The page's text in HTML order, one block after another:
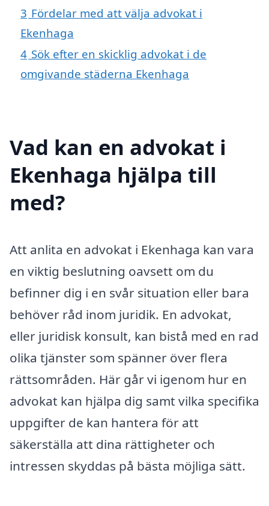
3 Fördelar med att välja advokat i
Ekenhaga
4 Sök efter en skicklig advokat i de
omgivande städerna Ekenhaga
Vad kan en advokat i
Ekenhaga hjälpa till
med?
Att anlita en advokat i Ekenhaga kan vara
en viktig beslutning oavsett om du
befinner dig i en svår situation eller bara
behöver råd inom juridik. En advokat,
eller juridisk konsult, kan bistå med en rad
olika tjänster som spänner över flera
rättsområden. Här går vi igenom hur en
advokat kan hjälpa dig samt vilka specifika
uppgifter de kan hantera för att
säkerställa att dina rättigheter och
intressen skyddas på bästa möjliga sätt.